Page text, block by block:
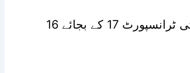
این سی او سی کا کہنا ہے کہ انٹراسٹی، انٹرسٹی ٹرانسپورٹ 17 کے بجائے 16